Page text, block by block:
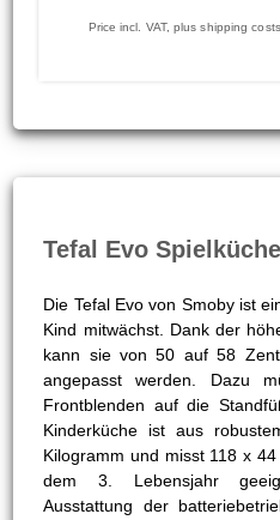
Price incl. VAT, plus shipping
Tefal Evo
Die Tefal Evo von Smoby ist
Kind mitwächst. Dank der
kann sie von 50 auf 58
angepasst werden. Dazu
Frontblenden auf die
Kinderküche ist aus
Kilogramm und misst 118 x
dem 3. Lebensjahr
Ausstattung der